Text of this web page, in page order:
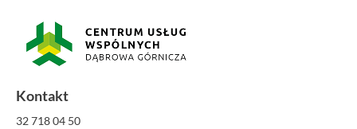
Kontakt
32 718 04 50